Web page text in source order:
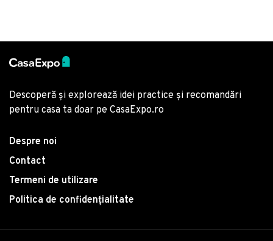
Descoperă și explorează idei practice și recomandări
pentru casa ta doar pe CasaExpo.ro
Despre noi
Contact
Termeni de utilizare
Politica de confidențialitate